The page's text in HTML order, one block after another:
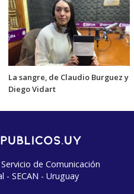
La sangre, de Claudio Burguez y
Diego Vidart
de Comunicación
- SECAN - Uruguay